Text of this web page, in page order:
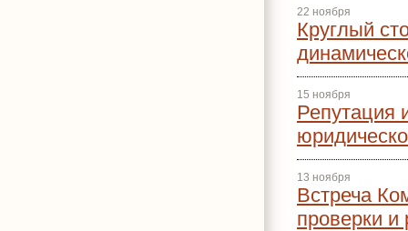
22 ноября
Круглый
15 ноября
Репутация
13 ноября
Встреча
проверки и